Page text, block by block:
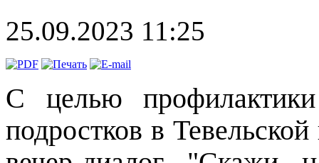
25.09.2023 11:25
С целью
подростков в